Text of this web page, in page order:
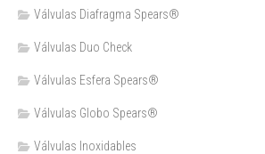
Válvulas Diafragma Spears®️
Válvulas Duo Check
Válvulas Esfera Spears®
Válvulas Globo Spears®
Válvulas Inoxidables